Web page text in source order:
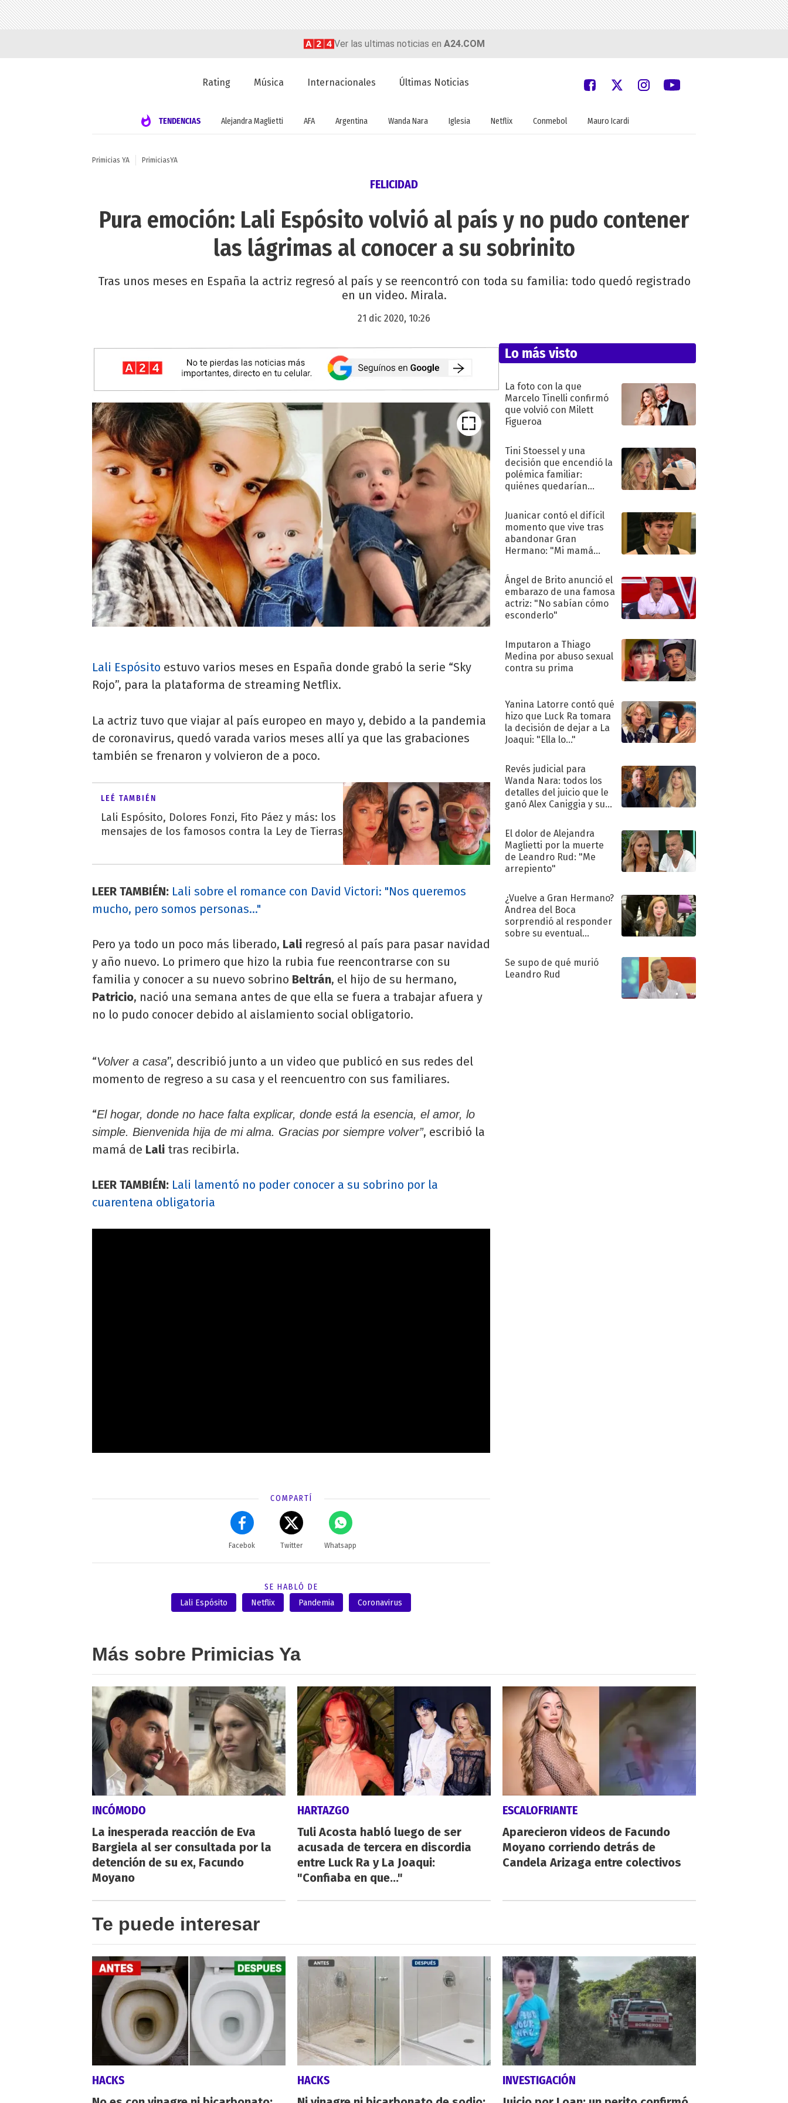
Ver las ultimas noticias en A24.COM
Rating Música Internacionales Últimas Noticias
TENDENCIAS Alejandra Maglietti AFA Argentina Wanda Nara Iglesia Netflix Conmebol Mauro Icardi
Primicias YA PrimiciasYA
FELICIDAD
Pura emoción: Lali Espósito volvió al país y no pudo contener
las lágrimas al conocer a su sobrinito
Tras unos meses en España la actriz regresó al país y se reencontró con toda su familia: todo quedó registrado
en un video. Mirala.
21 dic 2020, 10:26
Lali Espósito estuvo varios meses en España donde grabó la serie “Sky
Rojo”, para la plataforma de streaming Netflix.
La actriz tuvo que viajar al país europeo en mayo y, debido a la pandemia
de coronavirus, quedó varada varios meses allí ya que las grabaciones
también se frenaron y volvieron de a poco.
LEÉ TAMBIÉN
Lali Espósito, Dolores Fonzi, Fito Páez y más: los
mensajes de los famosos contra la Ley de Tierras
LEER TAMBIÉN: Lali sobre el romance con David Victori: "Nos queremos
mucho, pero somos personas..."
Pero ya todo un poco más liberado, Lali regresó al país para pasar navidad
y año nuevo. Lo primero que hizo la rubia fue reencontrarse con su
familia y conocer a su nuevo sobrino Beltrán, el hijo de su hermano,
Patricio, nació una semana antes de que ella se fuera a trabajar afuera y
no lo pudo conocer debido al aislamiento social obligatorio.
“Volver a casa”, describió junto a un video que publicó en sus redes del
momento de regreso a su casa y el reencuentro con sus familiares.
“El hogar, donde no hace falta explicar, donde está la esencia, el amor, lo
simple. Bienvenida hija de mi alma. Gracias por siempre volver”, escribió la
mamá de Lali tras recibirla.
LEER TAMBIÉN: Lali lamentó no poder conocer a su sobrino por la
cuarentena obligatoria
COMPARTÍ
Facebok Twitter Whatsapp
SE HABLÓ DE
Lali Espósito
Netflix Pandemia Coronavirus
Lo más visto
La foto con la que
Marcelo Tinelli confirmó
que volvió con Milett
Figueroa
Tini Stoessel y una
decisión que encendió la
polémica familiar:
quiénes quedarían
Juanicar contó el difícil
momento que vive tras
abandonar Gran
Hermano: "Mi mamá
Ángel de Brito anunció el
embarazo de una famosa
actriz: "No sabían cómo
esconderlo"
Imputaron a Thiago
Medina por abuso sexual
contra su prima
Yanina Latorre contó qué
hizo que Luck Ra tomara
la decisión de dejar a La
Joaqui: "Ella lo..."
Revés judicial para
Wanda Nara: todos los
detalles del juicio que le
ganó Alex Caniggia y sus
El dolor de Alejandra
Maglietti por la muerte
de Leandro Rud: "Me
arrepiento"
¿Vuelve a Gran Hermano?
Andrea del Boca
sorprendió al responder
sobre su eventual
Se supo de qué murió
Leandro Rud
Más sobre Primicias Ya
INCÓMODO
La inesperada reacción de Eva
Bargiela al ser consultada por la
detención de su ex, Facundo
Moyano
HARTAZGO
Tuli Acosta habló luego de ser
acusada de tercera en discordia
entre Luck Ra y La Joaqui:
"Confiaba en que..."
ESCALOFRIANTE
Aparecieron videos de Facundo
Moyano corriendo detrás de
Candela Arizaga entre colectivos
Te puede interesar
HACKS
HACKS
INVESTIGACIÓN